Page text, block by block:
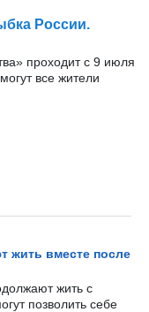
России.
проходит с 9 июля
все жители
жить вместе после
жить с
позволить себе